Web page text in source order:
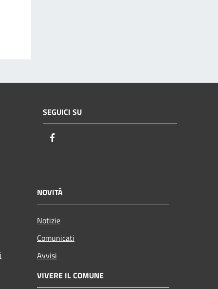
SEGUICI SU
NOVITÀ
Notizie
Comunicati
Avvisi
VIVERE IL COMUNE